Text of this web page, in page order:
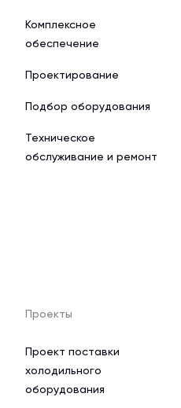
Комплексное
обеспечение
Проектирование
Подбор оборудования
Техническое
обслуживание и ремонт
Проекты
Проект поставки
холодильного
оборудования